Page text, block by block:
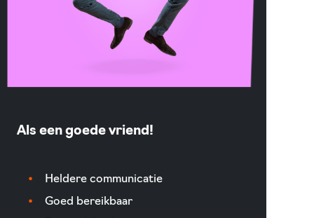
Als een goede vriend!
Heldere communicatie
Goed bereikbaar